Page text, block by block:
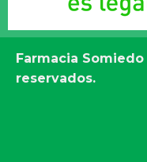
Farmacia Somiedo
reservados.